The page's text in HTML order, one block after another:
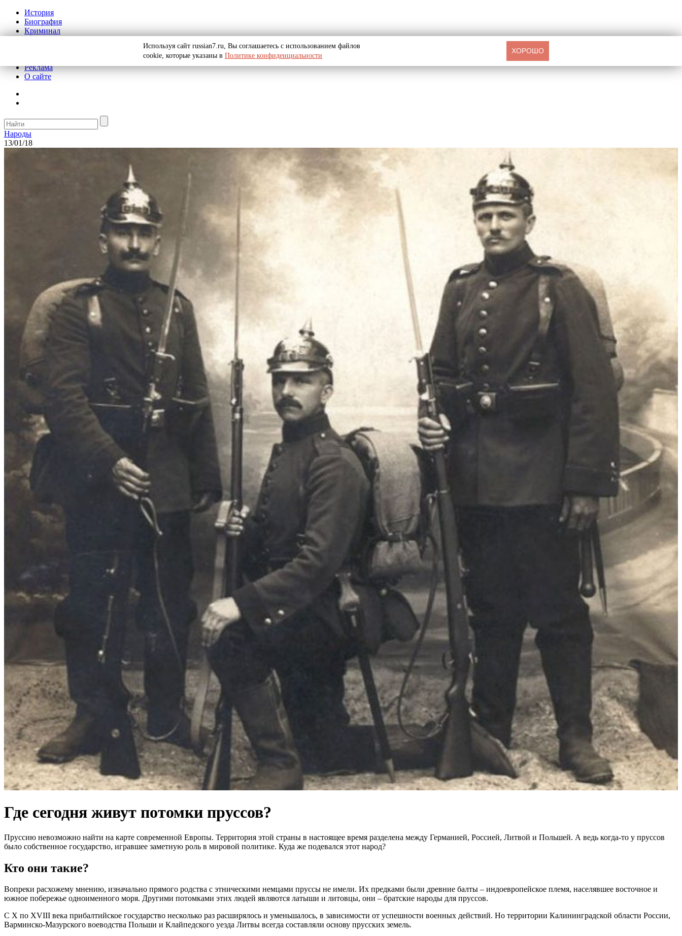
История
Биография
Криминал
Реклама
О сайте
Народы
13/01/18
Где сегодня живут потомки пруссов?
Пруссию невозможно найти на карте современной Европы. Территория этой страны в настоящее время разделена между Германией, Россией, Литвой и Польшей. А ведь когда-то у пруссов
было собственное государство, игравшее заметную роль в мировой политике. Куда же подевался этот народ?
Кто они такие?
Вопреки расхожему мнению, изначально прямого родства с этническими немцами пруссы не имели. Их предками были древние балты – индоевропейское племя, населявшее восточное и
южное побережье одноименного моря. Другими потомками этих людей являются латыши и литовцы, они – братские народы для пруссов.
С X по XVIII века прибалтийское государство несколько раз расширялось и уменьшалось, в зависимости от успешности военных действий. Но территории Калининградской области России,
Варминско-Мазурского воеводства Польши и Клайпедского уезда Литвы всегда составляли основу прусских земель.
Используя сайт russian7.ru, Вы соглашаетесь с использованием файлов
cookie, которые указаны в Политике конфиденциальности
ХОРОШО